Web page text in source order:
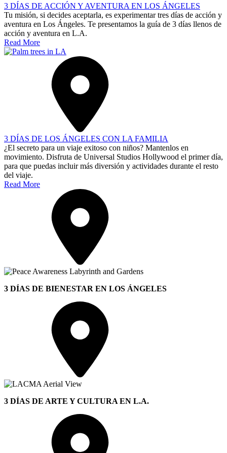
3 DÍAS DE ACCIÓN Y AVENTURA EN LOS ÁNGELES
Tu misión, si decides aceptarla, es experimentar tres días de acción y
aventura en Los Ángeles. Te presentamos la guía de 3 días llenos de
acción y aventura en L.A.
Read More
3 DÍAS DE LOS ÁNGELES CON LA FAMILIA
¿El secreto para un viaje exitoso con niños? Mantenlos en
movimiento. Disfruta de Universal Studios Hollywood el primer día,
para que puedas incluir más diversión y actividades durante el resto
del viaje.
Read More
3 DÍAS DE BIENESTAR EN LOS ÁNGELES
3 DÍAS DE ARTE Y CULTURA EN L.A.